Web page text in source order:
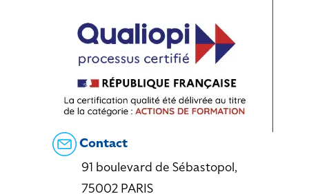
Contact
91 boulevard de Sébastopol,
75002 PARIS